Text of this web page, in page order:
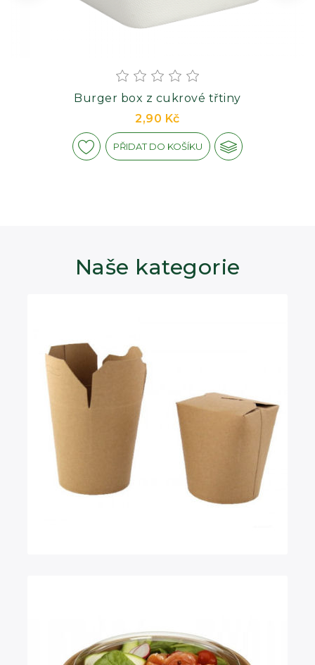
Burger box z cukrové třtiny
2,90 Kč
PŘIDAT DO KOŠÍKU
Naše kategorie